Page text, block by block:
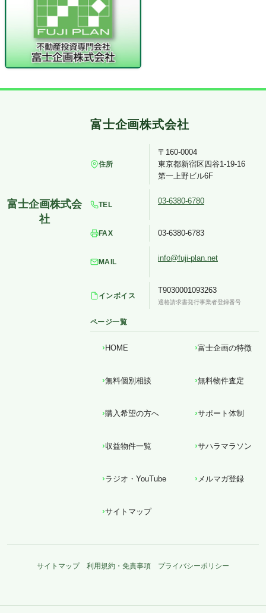
住所
〒160-0004
東京都新宿区四谷1-19-16
第一上野ビル6F
TEL 03-6380-6780
FAX 03-6380-6783
MAIL info@fuji-plan.net
インボイス
T9030001093263
適格請求書発行事業者登録番号
ページ一覧
HOME 富士企画の特徴
無料個別相談 無料物件査定
購入希望の方へ サポート体制
収益物件一覧 サハラマラソン
ラジオ・YouTube メルマガ登録
サイトマップ
サイトマップ 利用規約・免責事項 プライバシーポリシー